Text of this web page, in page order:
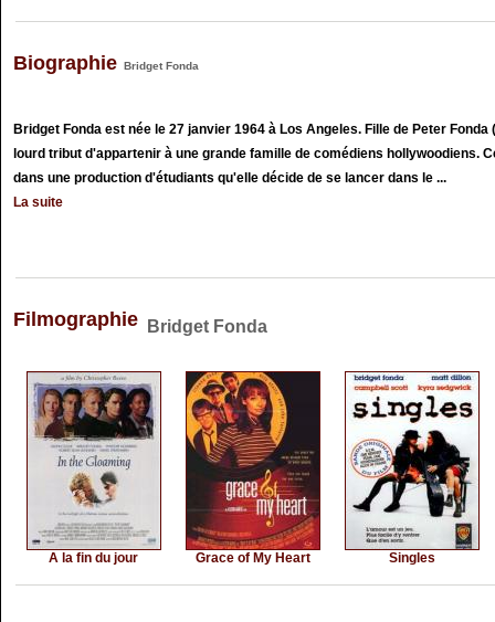
Biographie Bridget Fonda
Bridget Fonda est née le 27 janvier 1964 à Los Angeles. Fille de Peter
lourd tribut d'appartenir à une grande famille de comédiens hollywoodiens.
dans une production d'étudiants qu'elle décide de se lancer dans le ...
La suite
Filmographie Bridget Fonda
A la fin du jour Grace of My Heart Singles